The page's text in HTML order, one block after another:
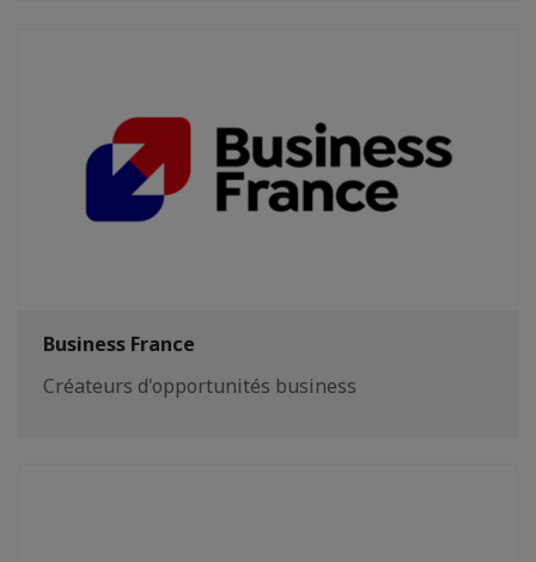
Business France
Créateurs d'opportunités business